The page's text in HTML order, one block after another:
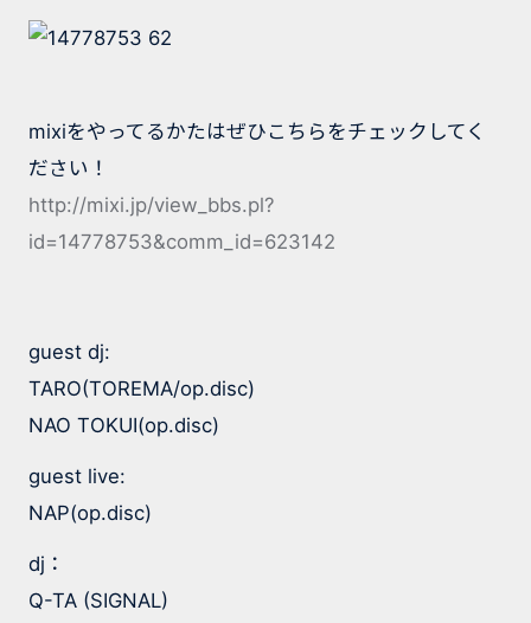
mixiをやってるかたはぜひこちらをチェックしてく
ださい！
http://mixi.jp/view_bbs.pl?
id=14778753&comm_id=623142
guest dj:
TARO(TOREMA/op.disc)
NAO TOKUI(op.disc)
guest live:
NAP(op.disc)
dj ：
Q-TA (SIGNAL)